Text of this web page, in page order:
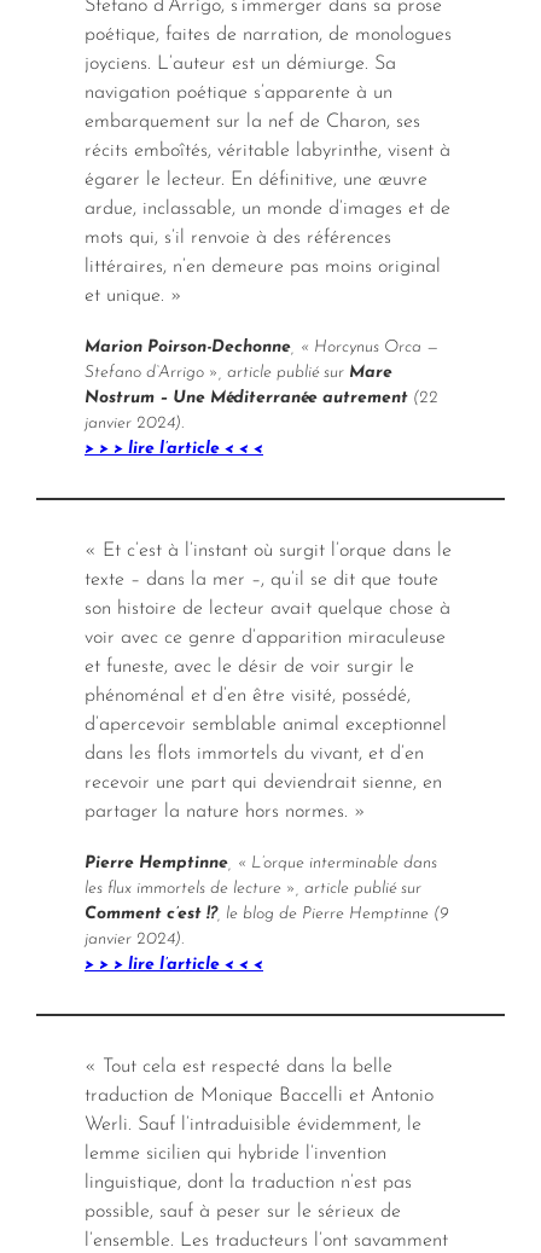
Stefano d’Arrigo, s’immerger dans sa prose
poétique, faites de narration, de monologues
joyciens. L’auteur est un démiurge. Sa
navigation poétique s’apparente à un
embarquement sur la nef de Charon, ses
récits emboîtés, véritable labyrinthe, visent à
égarer le lecteur. En définitive, une œuvre
ardue, inclassable, un monde d’images et de
mots qui, s’il renvoie à des références
littéraires, n’en demeure pas moins original
et unique. »
Marion Poirson-Dechonne, « Horcynus Orca —
Stefano d‘Arrigo », article publié sur Mare
Nostrum – Une Méditerranée autrement (22
janvier 2024).
> > > lire l’article < < <
« Et c’est à l’instant où surgit l’orque dans le
texte – dans la mer –, qu’il se dit que toute
son histoire de lecteur avait quelque chose à
voir avec ce genre d’apparition miraculeuse
et funeste, avec le désir de voir surgir le
phénoménal et d’en être visité, possédé,
d’apercevoir semblable animal exceptionnel
dans les flots immortels du vivant, et d’en
recevoir une part qui deviendrait sienne, en
partager la nature hors normes. »
Pierre Hemptinne, « L’orque interminable dans
les flux immortels de lecture », article publié sur
Comment c’est !?, le blog de Pierre Hemptinne (9
janvier 2024).
> > > lire l’article < < <
« Tout cela est respecté dans la belle
traduction de Monique Baccelli et Antonio
Werli. Sauf l’intraduisible évidemment, le
lemme sicilien qui hybride l’invention
linguistique, dont la traduction n’est pas
possible, sauf à peser sur le sérieux de
l’ensemble. Les traducteurs l’ont savamment